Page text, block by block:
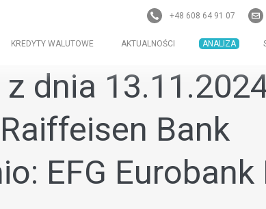
+48 608 64 91 07
KREDYTY WALUTOWE AKTUALNOŚCI ANALIZA
dnia
Bank
EFG Eurobank